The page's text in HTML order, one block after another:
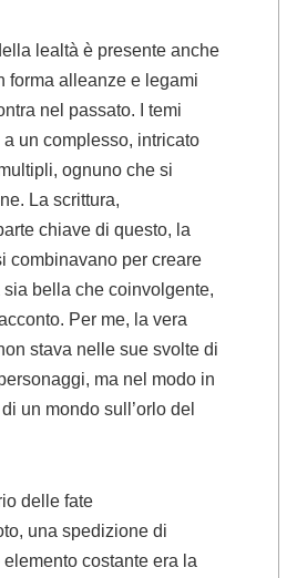
lealtà è presente anche
forma alleanze e legami
nel passato. I temi
un complesso, intricato
ognuno che si
La scrittura,
chiave di questo, la
combinavano per creare
bella che coinvolgente,
Per me, la vera
stava nelle sue svolte di
ma nel modo in
un mondo sull’orlo del
delle fate
una spedizione di
costante era la